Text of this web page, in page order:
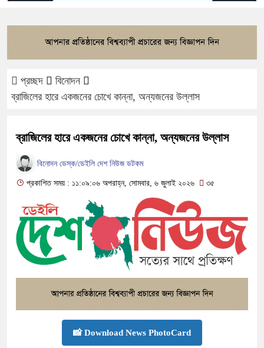
প্রচ্ছদ
বিনোদন
ব্রাজিলের হারে একজনের চোখে কান্না, অন্যজনের উল্লাস
ব্রাজিলের হারে একজনের চোখে কান্না, অন্যজনের উল্লাস
বিনোদন ডেস্ক/ডেইলি দেশ নিউজ ডটকম
প্রকাশিত সময় : ১১:০৯:০৬ অপরাহ্ন, সোমবার, ৬ জুলাই ২০২৬ ৩৫
📸 Download News PhotoCard